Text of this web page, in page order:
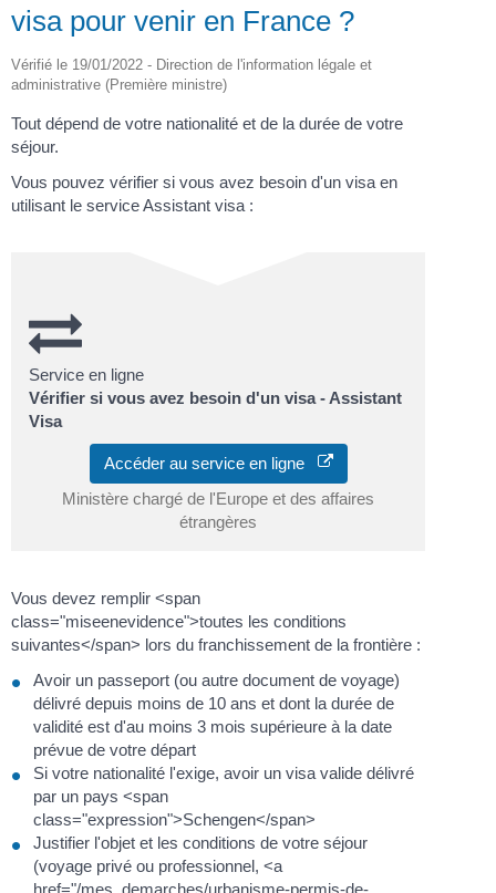
visa pour venir en France ?
Vérifié le 19/01/2022 - Direction de l'information légale et
administrative (Première ministre)
Tout dépend de votre nationalité et de la durée de votre
séjour.
Vous pouvez vérifier si vous avez besoin d'un visa en
utilisant le service Assistant visa :
Service en ligne
Vérifier si vous avez besoin d'un visa - Assistant
Visa
Accéder au service en ligne
Ministère chargé de l'Europe et des affaires
étrangères
Vous devez remplir <span
class="miseenevidence">toutes les conditions
suivantes</span> lors du franchissement de la frontière :
Avoir un passeport (ou autre document de voyage)
délivré depuis moins de 10 ans et dont la durée de
validité est d'au moins 3 mois supérieure à la date
prévue de votre départ
Si votre nationalité l'exige, avoir un visa valide délivré
par un pays <span
class="expression">Schengen</span>
Justifier l'objet et les conditions de votre séjour
(voyage privé ou professionnel, <a
href="/mes_demarches/urbanisme-permis-de-